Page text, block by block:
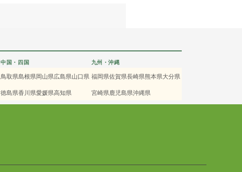
中国・四国
鳥取県島根県岡山県広島県山口県
徳島県香川県愛媛県高知県
九州・沖縄
福岡県佐賀県長崎県熊本県大分県
宮崎県鹿児島県沖縄県